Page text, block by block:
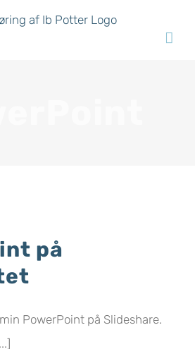
på
PowerPoint på Slideshare.